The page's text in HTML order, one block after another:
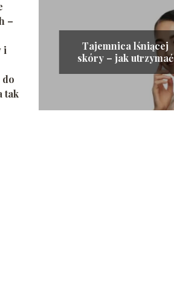
–
i
do
tak
Tajemnica lśniącej
skóry – jak utrzymać
zdrowy i naturalny